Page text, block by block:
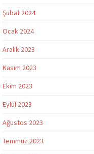
Şubat 2024
Ocak 2024
Aralık 2023
Kasım 2023
Ekim 2023
Eylül 2023
Ağustos 2023
Temmuz 2023